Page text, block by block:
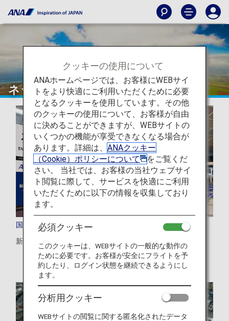
ネットワーク
国際線のご案内
新規就航路線、再開路線、運休路線についてご案内します。
クッキーの使用について
ANAホームページでは、お客様にWEBサイ
トをより快適にご利用いただくために必要
となるクッキーを使用しています。その他
のクッキーの使用について、お客様が自由
に決めることができますが、WEBサイトの
いくつかの機能が享受できなくなる場合が
あります。詳細は、 ANAクッキー
（Cookie）ポリシーについて
をご覧くだ
さい。 当社では、お客様の当社ウェブサイ
ト閲覧に際して、サービスを快適にご利用
いただくために以下の情報を収集しており
ます。
必須クッキー
このクッキーは、WEBサイトの一般的な動作の
ために必要です。お客様が安全にフライトを予
約したり、ログイン状態を継続できるようにし
ます。
分析用クッキー
WEBサイトの閲覧に関する匿名化されたデータ